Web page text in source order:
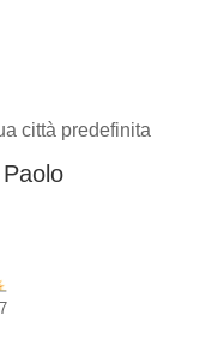
città predefinita